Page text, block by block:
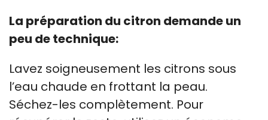
La préparation du citron demande un
peu de technique:
Lavez soigneusement les citrons sous
l’eau chaude en frottant la peau.
Séchez-les complètement. Pour